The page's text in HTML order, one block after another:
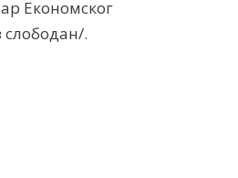
Економског
слободан/.